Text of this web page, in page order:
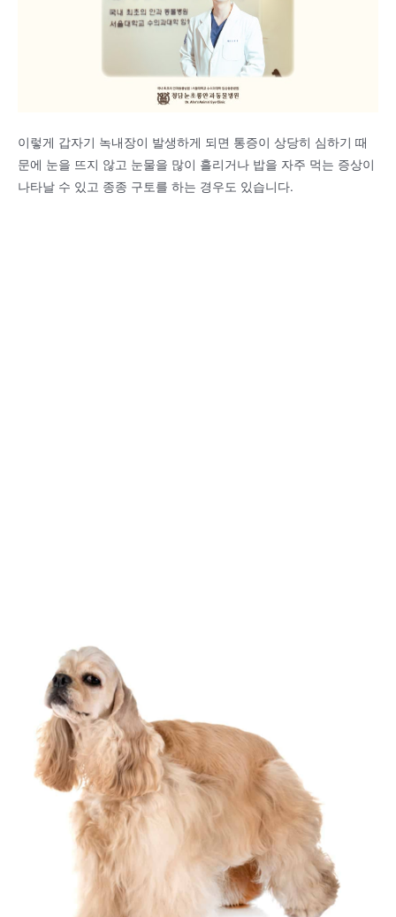
이렇게 갑자기 녹내장이 발생하게 되면 통증이 상당히 심하기 때
문에 눈을 뜨지 않고 눈물을 많이 흘리거나 밥을 자주 먹는 증상이
나타날 수 있고 종종 구토를 하는 경우도 있습니다.